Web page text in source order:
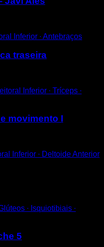
Inferior ∙ Antebraços
traseira
Inferior ∙ Tríceps ∙
movimento I
Inferior ∙ Deltoide Anterior
∙ Isquiotibiais ∙
5